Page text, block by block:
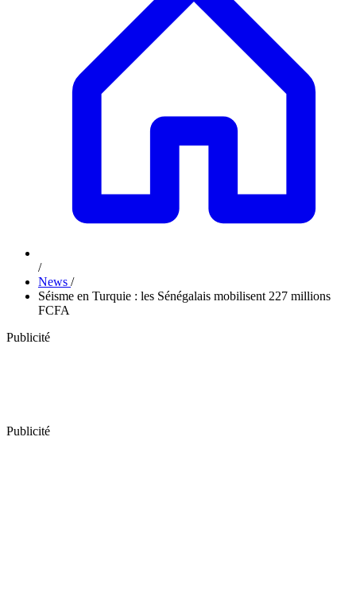
/
News /
Séisme en Turquie : les Sénégalais mobilisent 227 millions
FCFA
Publicité
Publicité